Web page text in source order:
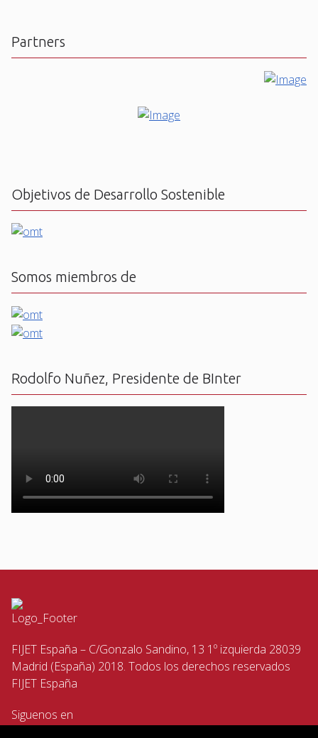
Partners
Objetivos de Desarrollo Sostenible
Somos miembros de
Rodolfo Nuñez, Presidente de BInter
FIJET España – C/Gonzalo Sandino, 13 1º izquierda 28039
Madrid (España) 2018. Todos los derechos reservados
FIJET España
Siguenos en